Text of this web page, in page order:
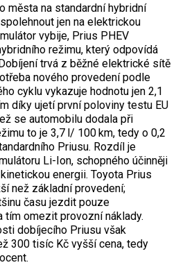
města na standardní hybridní
jen na elektrickou
vybije, Prius PHEV
re­žimu, který odpovídá
trvá z běžné elektrické sítě
nového provedení ­podle
cyklu vykazuje hodnotu jen 2,1
díky ujetí první poloviny testu EU
se automobilu dodala při
to je 3,7 l/ 100 km, tedy o 0,2
Priusu. Rozdíl je
Li-Ion, schopného účinněji
energii. Toyota Prius
než základní provedení;
času jezdit pouze
tím omezit provozní náklady.
dobíjecího Priusu však
300 tisíc Kč vyšší cena, tedy